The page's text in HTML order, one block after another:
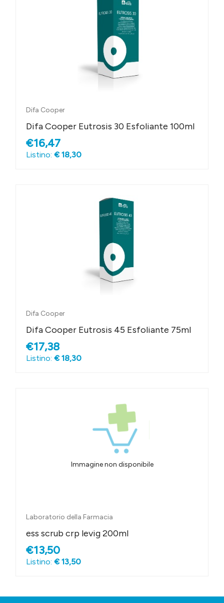
Difa Cooper
Difa Cooper Eutrosis 30 Esfoliante 100ml
€16,47
Listino: € 18,30
Difa Cooper
Difa Cooper Eutrosis 45 Esfoliante 75ml
€17,38
Listino: € 18,30
Immagine non disponibile
Laboratorio della Farmacia
ess scrub crp levig 200ml
€13,50
Listino: € 13,50